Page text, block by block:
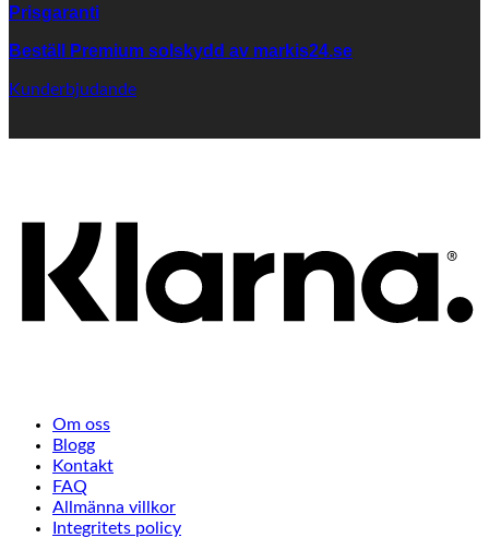
Prisgaranti
Beställ Premium solskydd av markis24.se
Kunderbjudande
Om oss
Blogg
Kontakt
FAQ
Allmänna villkor
Integritets policy